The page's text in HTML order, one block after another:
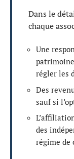
Dans le
chaque
Une
régler les
Des
sauf si
des
régime de